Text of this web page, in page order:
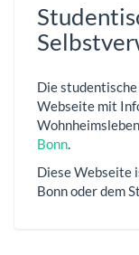
Die
Webseite mit
Bonn
Diese Webseite
Bonn oder dem